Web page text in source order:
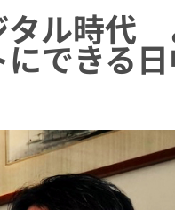
タル時代
にできる